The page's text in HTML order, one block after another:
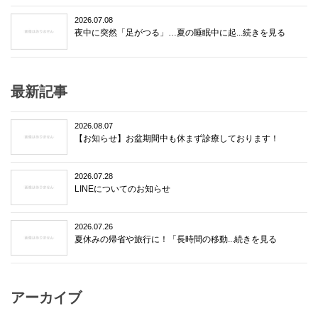
2026.07.08
夜中に突然「足がつる」…夏の睡眠中に起...続きを見る
最新記事
2026.08.07
【お知らせ】お盆期間中も休まず診療しております！
2026.07.28
LINEについてのお知らせ
2026.07.26
夏休みの帰省や旅行に！「長時間の移動...続きを見る
アーカイブ